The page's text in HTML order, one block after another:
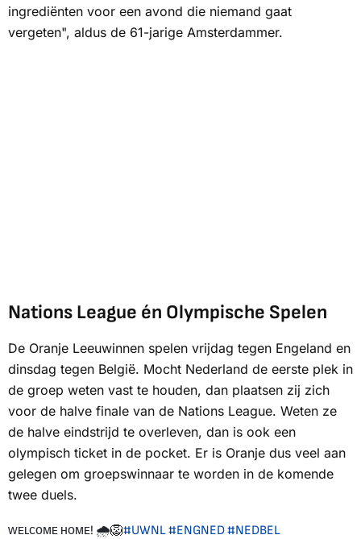
ingrediënten voor een avond die niemand gaat
vergeten", aldus de 61-jarige Amsterdammer.
Nations League én Olympische Spelen
De Oranje Leeuwinnen spelen vrijdag tegen Engeland en
dinsdag tegen België. Mocht Nederland de eerste plek in
de groep weten vast te houden, dan plaatsen zij zich
voor de halve finale van de Nations League. Weten ze
de halve eindstrijd te overleven, dan is ook een
olympisch ticket in de pocket. Er is Oranje dus veel aan
gelegen om groepswinnaar te worden in de komende
twee duels.
ᴡᴇʟᴄᴏᴍᴇ ʜᴏᴍᴇ! 🌧️🦁#UWNL#ENGNED#NEDBEL